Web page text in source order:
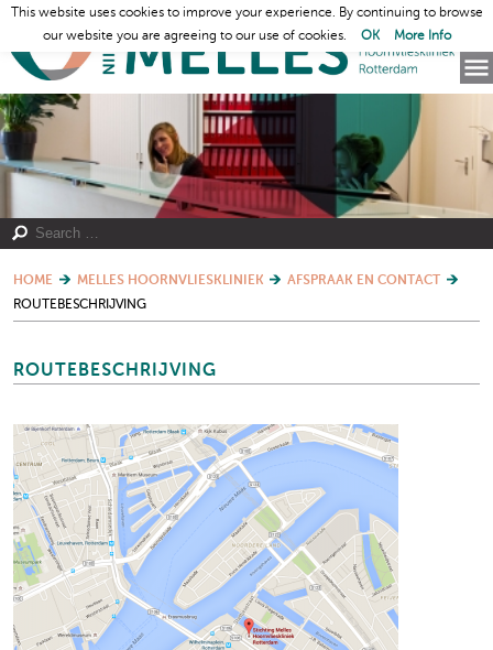
HOME MELLES HOORNVLIESKLINIEK
AFSPRAAK EN CONTACT
ROUTEBESCHRIJVING
ROUTEBESCHRIJVING
This website uses cookies to improve your experience. By continuing to browse
our website you are agreeing to our use of cookies.
OK More Info